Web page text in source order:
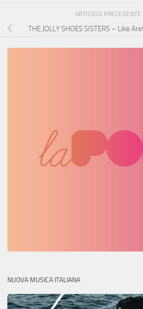
ARTICOLO PRECEDENTE
THE JOLLY SHOES SISTERS – Like
NUOVA MUSICA ITALIANA